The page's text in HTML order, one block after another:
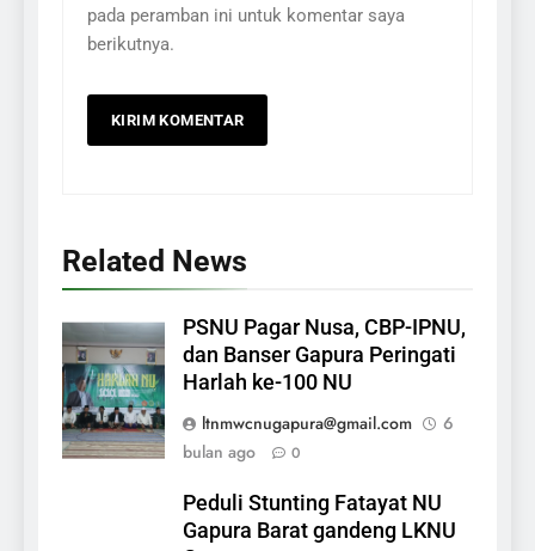
pada peramban ini untuk komentar saya
berikutnya.
Related News
PSNU Pagar Nusa, CBP-IPNU,
dan Banser Gapura Peringati
Harlah ke-100 NU
ltnmwcnugapura@gmail.com
6
bulan ago
0
Peduli Stunting Fatayat NU
Gapura Barat gandeng LKNU